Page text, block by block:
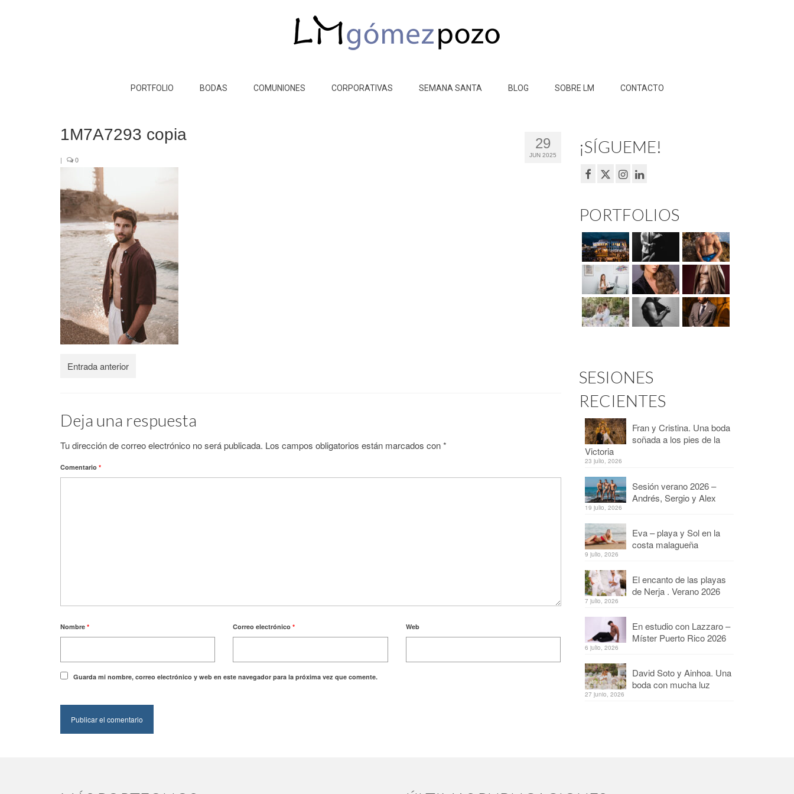
PORTFOLIO BODAS COMUNIONES CORPORATIVAS SEMANA SANTA BLOG SOBRE LM CONTACTO
29
JUN 2025
1M7A7293 copia
| 0
Entrada anterior
Deja una respuesta
Tu dirección de correo electrónico no será publicada. Los campos obligatorios están marcados con*
Comentario *
Nombre * Correo electrónico* Web
Guarda mi nombre, correo electrónico y web en este navegador para la próxima vez que comente.
¡SÍGUEME!
PORTFOLIOS
SESIONES
RECIENTES
Fran y Cristina. Una boda
soñada a los pies de la
Victoria
23 julio, 2026
Sesión verano 2026 –
Andrés, Sergio y Alex
19 julio, 2026
Eva – playa y Sol en la
costa malagueña
9 julio, 2026
El encanto de las playas
de Nerja . Verano 2026
7 julio, 2026
En estudio con Lazzaro –
Míster Puerto Rico 2026
6 julio, 2026
David Soto y Ainhoa. Una
boda con mucha luz
27 junio, 2026